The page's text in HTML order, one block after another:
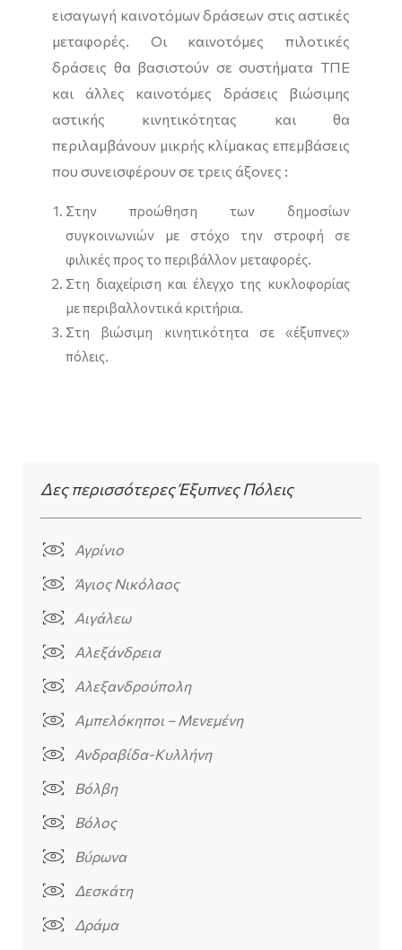
εισαγωγή καινοτόμων δράσεων στις αστικές
μεταφορές. Οι καινοτόμες πιλοτικές
δράσεις θα βασιστούν σε συστήματα ΤΠΕ
και άλλες καινοτόμες δράσεις βιώσιμης
αστικής κινητικότητας και θα
περιλαμβάνουν μικρής κλίμακας επεμβάσεις
που συνεισφέρουν σε τρεις άξονες :
Στην προώθηση των δημοσίων
συγκοινωνιών με στόχο την στροφή σε
φιλικές προς το περιβάλλον μεταφορές.
Στη διαχείριση και έλεγχο της κυκλοφορίας
με περιβαλλοντικά κριτήρια.
Στη βιώσιμη κινητικότητα σε «έξυπνες»
πόλεις.
Δες περισσότερες Έξυπνες Πόλεις
Αγρίνιο
Άγιος Νικόλαος
Αιγάλεω
Αλεξάνδρεια
Αλεξανδρούπολη
Αμπελόκηποι – Μενεμένη
Ανδραβίδα-Κυλλήνη
Βόλβη
Βόλος
Βύρωνα
Δεσκάτη
Δράμα